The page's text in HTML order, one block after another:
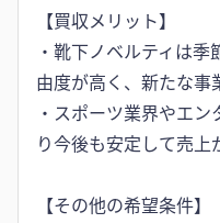
【買収メリット】
・靴下ノベルティは
由度が⾼く、新たな事
・スポーツ業界やエ
り今後も安定して売上
【その他の希望条件】